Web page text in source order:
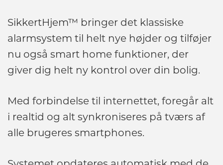
SikkertHjem™ bringer det klassiske
alarmsystem til helt nye højder og tilføjer
nu også smart home funktioner, der
giver dig helt ny kontrol over din bolig.
Med forbindelse til internettet, foregår alt
i realtid og alt synkroniseres på tværs af
alle brugeres smartphones.